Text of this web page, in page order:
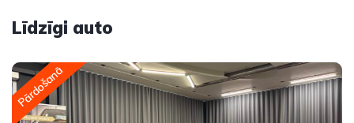
Līdzīgi auto
Pārdošanā